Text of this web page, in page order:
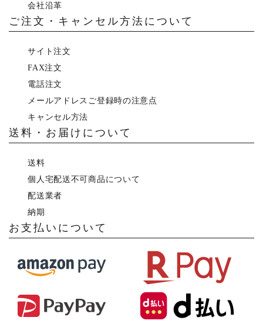
会社沿革
ご注文・キャンセル方法について
サイト注文
FAX注文
電話注文
メールアドレスご登録時の注意点
キャンセル方法
送料・お届けについて
送料
個人宅配送不可商品について
配送業者
納期
お支払いについて